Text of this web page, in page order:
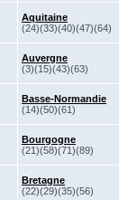
Aquitaine
(24)(33)(40)(47)(64)
Auvergne
(3)(15)(43)(63)
Basse-Normandie
(14)(50)(61)
Bourgogne
(21)(58)(71)(89)
Bretagne
(22)(29)(35)(56)